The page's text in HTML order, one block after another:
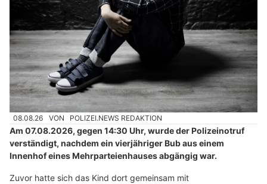
08.08.26 VON POLIZEI.NEWS REDAKTION
Am 07.08.2026, gegen 14:30 Uhr, wurde der Polizeinotruf
verständigt, nachdem ein vierjähriger Bub aus einem
Innenhof eines Mehrparteienhauses abgängig war.
Zuvor hatte sich das Kind dort gemeinsam mit